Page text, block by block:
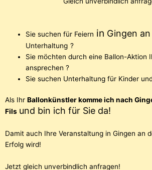
Sie suchen für Feiern in Gingen
Unterhaltung ?
Sie möchten durch eine Ballon-Aktion
ansprechen ?
Sie suchen Unterhaltung für Kinder
Als Ihr Ballonkünstler komme ich nach
Fils und bin ich für Sie da!
Damit auch Ihre Veranstaltung in Gingen an
Erfolg wird!
Jetzt gleich unverbindlich anfragen!